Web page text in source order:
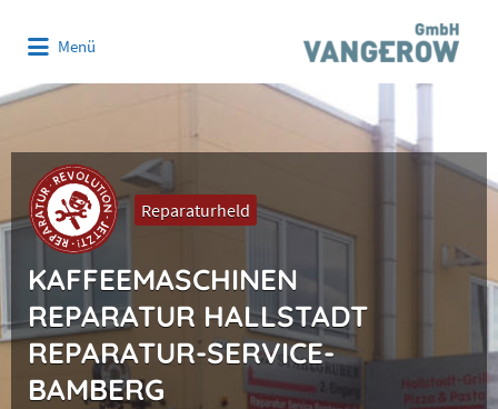
Menü
Reparaturheld
KAFFEEMASCHINEN
REPARATUR HALLSTADT
REPARATUR-SERVICE-
BAMBERG